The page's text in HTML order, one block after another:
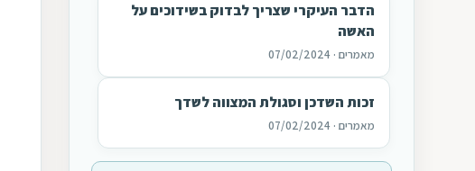
הדבר העיקרי שצריך לבדוק בשידוכים על
האשה
מאמרים · 07/02/2024
זכות השדכן וסגולת המצווה לשדך
מאמרים · 07/02/2024